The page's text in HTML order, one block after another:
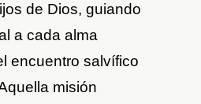
de Dios, guiando
a cada alma
encuentro salvífico
misión